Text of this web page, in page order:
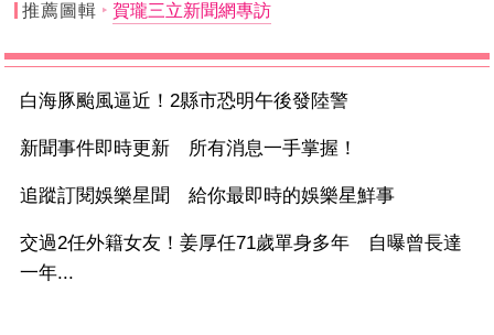
推薦圖輯 賀瓏三立新聞網專訪
白海豚颱風逼近！2縣市恐明午後發陸警
新聞事件即時更新 所有消息一手掌握！
追蹤訂閱娛樂星聞 給你最即時的娛樂星鮮事
交過2任外籍女友！姜厚任71歲單身多年 自曝曾長達
一年...